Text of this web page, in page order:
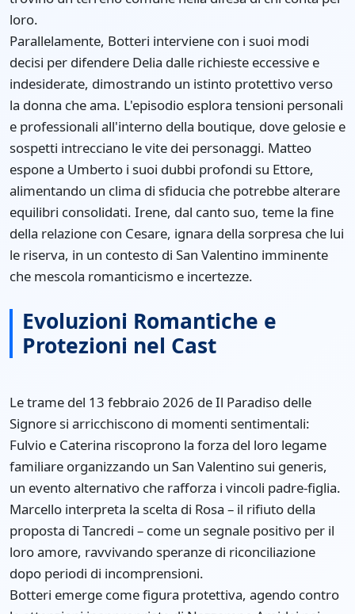
loro.
Parallelamente, Botteri interviene con i suoi modi
decisi per difendere Delia dalle richieste eccessive e
indesiderate, dimostrando un istinto protettivo verso
la donna che ama. L'episodio esplora tensioni personali
e professionali all'interno della boutique, dove gelosie e
sospetti intrecciano le vite dei personaggi. Matteo
espone a Umberto i suoi dubbi profondi su Ettore,
alimentando un clima di sfiducia che potrebbe alterare
equilibri consolidati. Irene, dal canto suo, teme la fine
della relazione con Cesare, ignara della sorpresa che lui
le riserva, in un contesto di San Valentino imminente
che mescola romanticismo e incertezze.
Evoluzioni Romantiche e
Protezioni nel Cast
Le trame del 13 febbraio 2026 de Il Paradiso delle
Signore si arricchiscono di momenti sentimentali:
Fulvio e Caterina riscoprono la forza del loro legame
familiare organizzando un San Valentino sui generis,
un evento alternativo che rafforza i vincoli padre-figlia.
Marcello interpreta la scelta di Rosa – il rifiuto della
proposta di Tancredi – come un segnale positivo per il
loro amore, ravvivando speranze di riconciliazione
dopo periodi di incomprensioni.
Botteri emerge come figura protettiva, agendo contro